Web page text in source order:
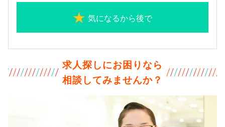
気になるから後で
求人探しにお困りなら
相談してみませんか？